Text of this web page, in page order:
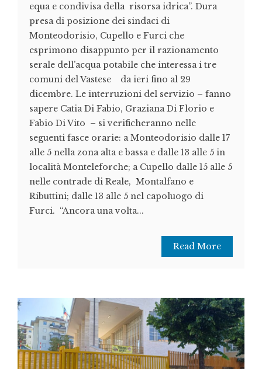
equa e condivisa della risorsa idrica”. Dura
presa di posizione dei sindaci di
Monteodorisio, Cupello e Furci che
esprimono disappunto per il razionamento
serale dell’acqua potabile che interessa i tre
comuni del Vastese da ieri fino al 29
dicembre. Le interruzioni del servizio – fanno
sapere Catia Di Fabio, Graziana Di Florio e
Fabio Di Vito – si verificheranno nelle
seguenti fasce orarie: a Monteodorisio dalle 17
alle 5 nella zona alta e bassa e dalle 13 alle 5 in
località Monteleforche; a Cupello dalle 15 alle 5
nelle contrade di Reale, Montalfano e
Ributtini; dalle 13 alle 5 nel capoluogo di
Furci. “Ancora una volta...
Read More